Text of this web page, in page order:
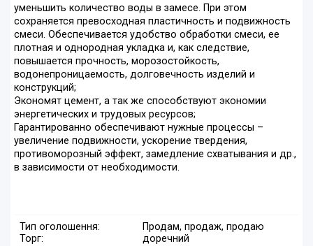
уменьшить количество воды в замесе. При этом
сохраняется превосходная пластичность и подвижность
смеси. Обеспечивается удобство обработки смеси, ее
плотная и однородная укладка и, как следствие,
повышается прочность, морозостойкость,
водонепроницаемость, долговечность изделий и
конструкций;
Экономят цемент, а так же способствуют экономии
энергетических и трудовых ресурсов;
Гарантированно обеспечивают нужные процессы –
увеличение подвижности, ускорение твердения,
противоморозный эффект, замедление схватывания и др.,
в зависимости от необходимости.
Тип оголошення:
Продам, продаж, продаю
Торг:
доречний